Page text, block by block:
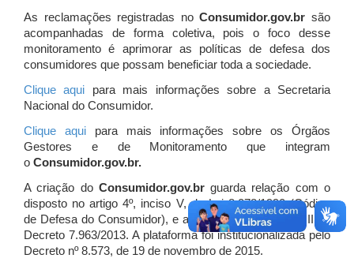
As reclamações registradas noConsumidor.gov.br são
acompanhadas de forma coletiva, pois o foco desse
monitoramento é aprimorar as políticas de defesa dos
consumidores que possam beneficiar toda a sociedade.
Clique aqui para mais informações sobre a Secretaria
Nacional do Consumidor.
Clique aquipara mais informações sobre os Órgãos
Gestores e de Monitoramento que integram
o Consumidor.gov.br.
A criação do Consumidor.gov.brguarda relação com o
disposto no artigo 4º, inciso V, da Lei 8.078/1990 (Código
de Defesa do Consumidor), e artigo 7º, incisos I, II e III do
Decreto 7.963/2013. A plataforma foi institucionalizada pelo
Decreto nº 8.573, de 19 de novembro de 2015.